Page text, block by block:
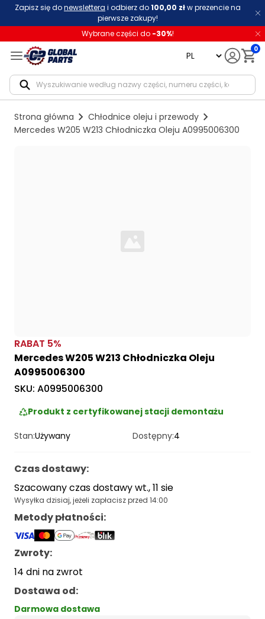
Zapisz się donewslettera i odbierz do100,00 złw prezencie na
pierwsze zakupy!
Wybrane części do -30%!
language 0
Strona główna
Chłodnice oleju i przewody
Mercedes W205 W213 Chłodniczka Oleju A0995006300
RABAT 5%
Mercedes W205 W213 Chłodniczka Oleju
A0995006300
SKU: A0995006300
Produkt z certyfikowanej stacji demontażu
Stan:Używany Dostępny:4
Czas dostawy:
Szacowany czas dostawy wt., 11 sie
Wysyłka dzisiaj, jeżeli zapłacisz przed 14:00
Metody płatności:
Zwroty:
14 dni na zwrot
Dostawa od:
Darmowa dostawa